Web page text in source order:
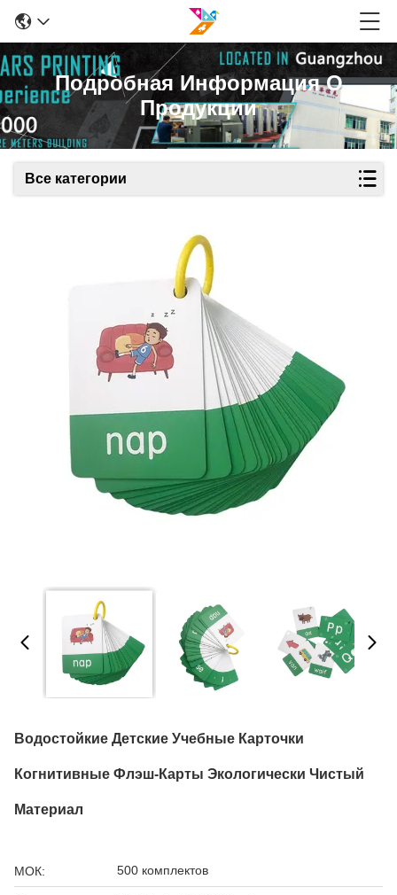
Подробная Информация О
Продукции
Все категории
Водостойкие Детские Учебные Карточки
Когнитивные Флэш-Карты Экологически Чистый
Материал
МОК: 500 комплектов